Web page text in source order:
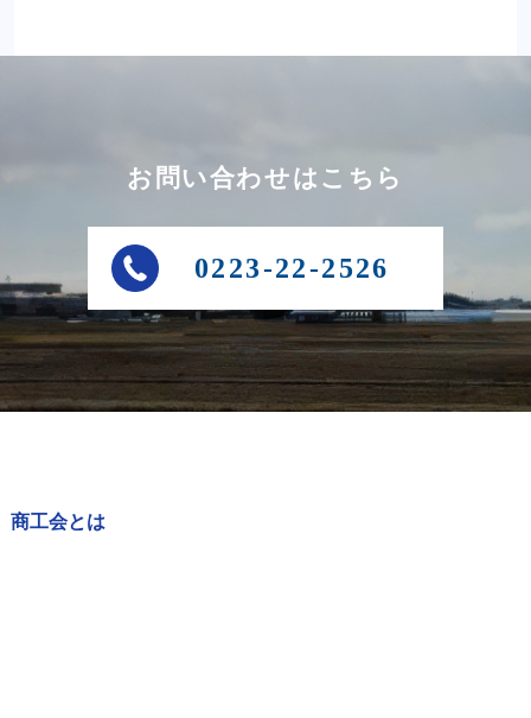
お問い合わせはこちら
0223-22-2526
商工会とは